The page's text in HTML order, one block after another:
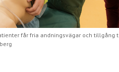
får fria andningsvägar och tillgång